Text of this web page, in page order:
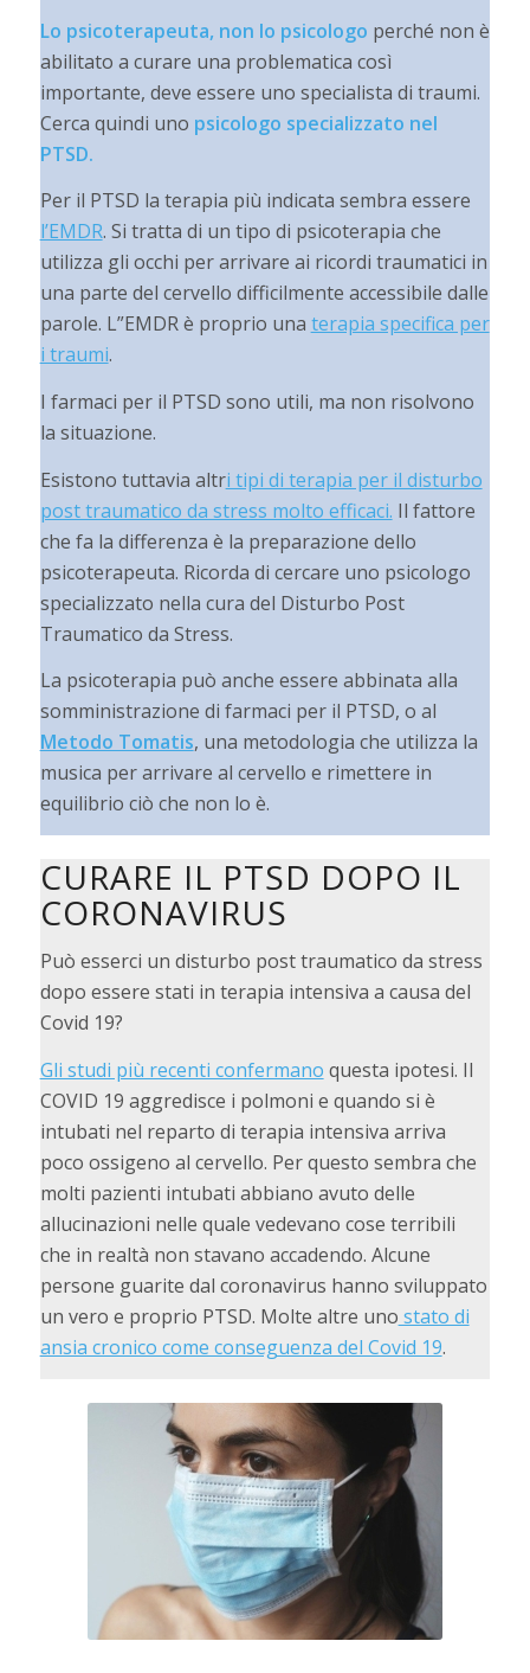
Lo psicoterapeuta, non lo psicologo perché non è
abilitato a curare una problematica così
importante, deve essere uno specialista di traumi.
Cerca quindi uno psicologo specializzato nel
PTSD.
Per il PTSD la terapia più indicata sembra essere
l’EMDR. Si tratta di un tipo di psicoterapia che
utilizza gli occhi per arrivare ai ricordi traumatici in
una parte del cervello difficilmente accessibile dalle
parole. L”EMDR è proprio una terapia specifica per
i traumi.
I farmaci per il PTSD sono utili, ma non risolvono
la situazione.
Esistono tuttavia altri tipi di terapia per il disturbo
post traumatico da stress molto efficaci. Il fattore
che fa la differenza è la preparazione dello
psicoterapeuta. Ricorda di cercare uno psicologo
specializzato nella cura del Disturbo Post
Traumatico da Stress.
La psicoterapia può anche essere abbinata alla
somministrazione di farmaci per il PTSD, o al
Metodo Tomatis, una metodologia che utilizza la
musica per arrivare al cervello e rimettere in
equilibrio ciò che non lo è.
CURARE IL PTSD DOPO IL
CORONAVIRUS
Può esserci un disturbo post traumatico da stress
dopo essere stati in terapia intensiva a causa del
Covid 19?
Gli studi più recenti confermano questa ipotesi. Il
COVID 19 aggredisce i polmoni e quando si è
intubati nel reparto di terapia intensiva arriva
poco ossigeno al cervello. Per questo sembra che
molti pazienti intubati abbiano avuto delle
allucinazioni nelle quale vedevano cose terribili
che in realtà non stavano accadendo. Alcune
persone guarite dal coronavirus hanno sviluppato
un vero e proprio PTSD. Molte altre uno stato di
ansia cronico come conseguenza del Covid 19.